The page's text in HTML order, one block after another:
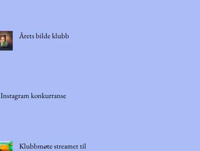
Årets bilde klubb
Instagram konkurranse
Klubbmøte streamet til